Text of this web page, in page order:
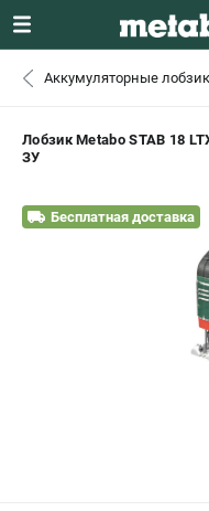
ЗАКАЗАТЬ
+7 (911) 360-06-14 |
САНКТ-ПЕТЕРБУРГ
0 ₽
Аккумуляторные
Лобзик Metabo STAB 18
ЗУ
Бесплатная доставка